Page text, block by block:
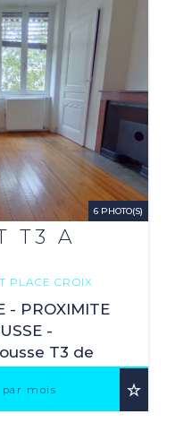
6 PHOTO(S)
T3 A
PLACE CROIX
mois
- PROXIMITE
-
T3 de
...